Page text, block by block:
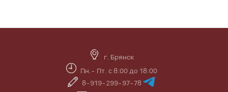
г. Брянск
Пн.- Пт. с 8:00 до 18:00
8-919-299-97-78